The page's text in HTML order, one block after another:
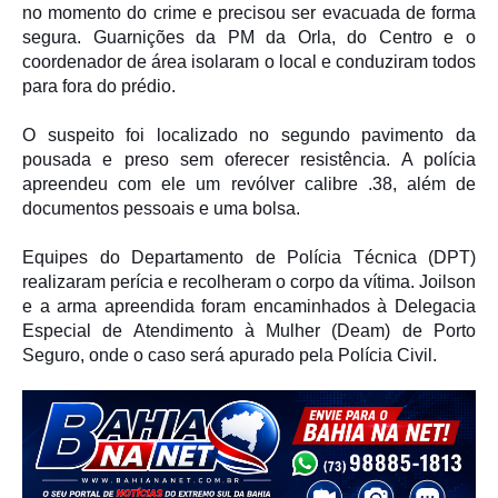
no momento do crime e precisou ser evacuada de forma
segura. Guarnições da PM da Orla, do Centro e o
coordenador de área isolaram o local e conduziram todos
para fora do prédio.
O suspeito foi localizado no segundo pavimento da
pousada e preso sem oferecer resistência. A polícia
apreendeu com ele um revólver calibre .38, além de
documentos pessoais e uma bolsa.
Equipes do Departamento de Polícia Técnica (DPT)
realizaram perícia e recolheram o corpo da vítima. Joilson
e a arma apreendida foram encaminhados à Delegacia
Especial de Atendimento à Mulher (Deam) de Porto
Seguro, onde o caso será apurado pela Polícia Civil.